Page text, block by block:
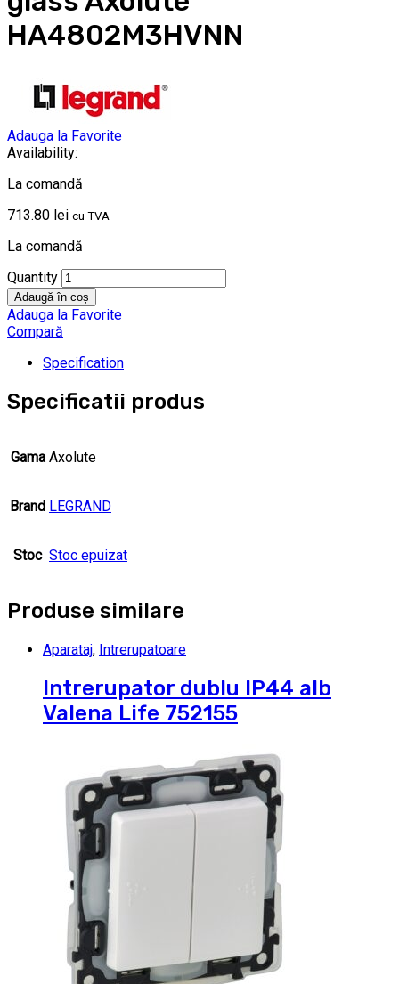
HA4802M3HVNN
Adauga la Favorite
Availability:
La comandă
713.80 lei cu TVA
La comandă
Quantity
Adaugă în coș
Adauga la Favorite
Compară
Specification
Specificatii produs
Gama Axolute
Brand LEGRAND
Stoc Stoc epuizat
Produse similare
Aparataj, Intrerupatoare
Intrerupator dublu IP44 alb
Valena Life 752155